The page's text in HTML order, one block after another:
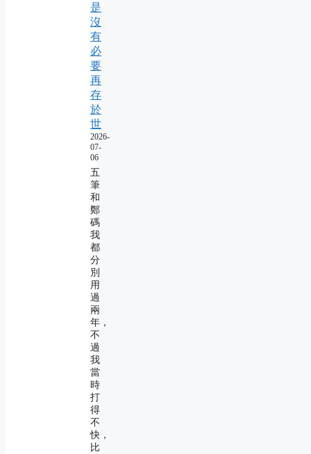
是
沒
有
必
要
再
存
於
世
2026-
07-
06
五
筆
和
鄭
碼
我
都
分
別
用
過
兩
年，
不
過
我
當
時
打
得
不
快，
比